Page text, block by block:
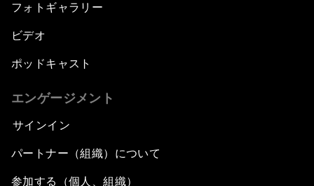
フォトギャラリー
ビデオ
ポッドキャスト
エンゲージメント
サインイン
パートナー（組織）について
参加する（個人、組織）